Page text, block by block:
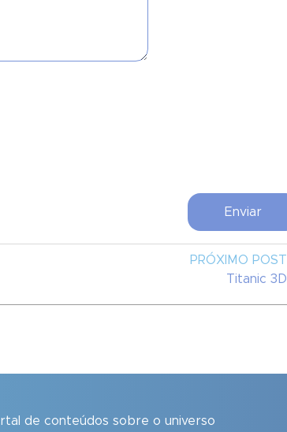
PRÓXIMO POST
Titanic 3D
de conteúdos sobre o universo